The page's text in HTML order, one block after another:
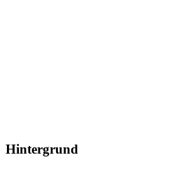
Hintergrund